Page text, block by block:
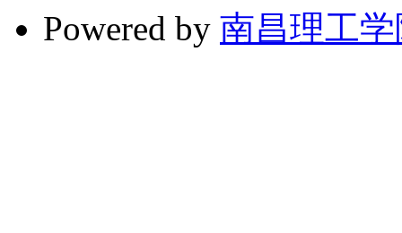
Powered by 南昌理工